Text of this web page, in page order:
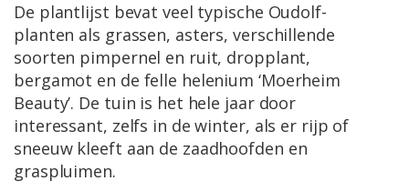
De plantlijst bevat veel typische Oudolf-
planten als grassen, asters, verschillende
soorten pimpernel en ruit, dropplant,
bergamot en de felle helenium ‘Moerheim
Beauty’. De tuin is het hele jaar door
interessant, zelfs in de winter, als er rijp of
sneeuw kleeft aan de zaadhoofden en
graspluimen.